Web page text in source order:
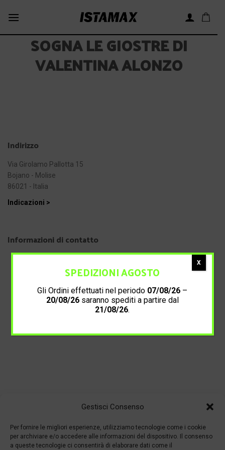
Gestisci Consenso
Per fornire le migliori esperienze, utilizziamo tecnologie come i cookie
per archiviare e/o accedere alle informazioni del dispositivo. Il consenso
a queste tecnologie ci consentirà di elaborare dati come il
SOGNA LE GIOSTRE DI
VALENTINA ALONZO
Indirizzo
Via Girolamo Pallotta 15
Bojano - Molise
86021 - Italia
Indicazioni >
Informazioni di contatto
SPEDIZIONI AGOSTO
Gli Ordini effettuati nel periodo 07/08/26 –
20/08/26saranno spediti a partire dal
21/08/26.
X